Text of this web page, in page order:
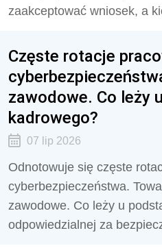
zaakceptować wniosek, a
Częste rotacje
zawodowe. Co leży
kadrowego?
07 lip 2026
Odnotowuje się częste
cyberbezpieczeństwa.
zawodowe. Co leży u
odpowiedzialnej za